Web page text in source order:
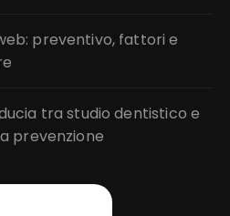
preventivo, fattori e
tra studio dentistico e
prevenzione